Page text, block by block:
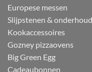
Europese messen
Slijpstenen & onderhoud
Kookaccessoires
Gozney pizzaovens
Big Green Egg
Cadeaubonnen